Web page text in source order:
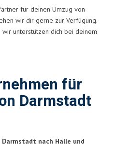
für deinen Umzug von
wir dir gerne zur Verfügung.
wir unterstützen dich bei deinem
für
Darmstadt
nach Halle und